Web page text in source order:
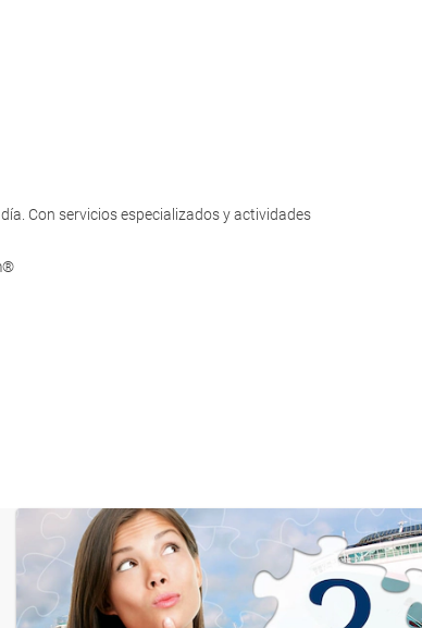
Con servicios especializados y actividades